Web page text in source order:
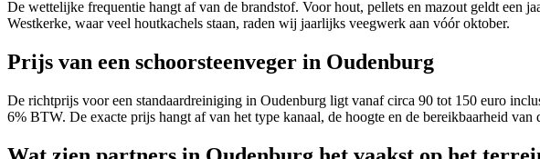
De wettelijke frequentie hangt af van de brandstof. Voor hout, pellets en mazout geldt een
Westkerke, waar veel houtkachels staan, raden wij jaarlijks veegwerk aan vóór oktober.
Prijs van een schoorsteenveger in Oudenburg
De richtprijs voor een standaardreiniging in Oudenburg ligt vanaf circa 90 tot 150 euro
6% BTW. De exacte prijs hangt af van het type kanaal, de hoogte en de bereikbaarheid van